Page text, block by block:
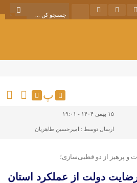
پ
۱۵ بهمن ۱۴۰۴ - ۱۹:۰۱
ارسال توسط : امیرحسین طاهریان
و پرهیز از دو قطبی‌سازی؛
رضایت دولت از عملکرد استان